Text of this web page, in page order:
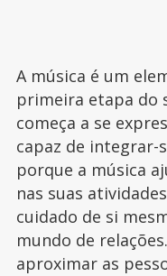
A música é um
primeira etapa do
começa a se
capaz de integrar-
porque a música
nas suas
cuidado de si
mundo de
aproximar as